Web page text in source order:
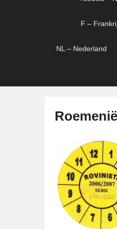
F –
NL – Nederland
Roemenië
a
a